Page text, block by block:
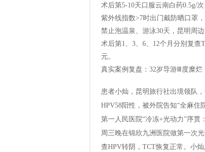
术后第5-10天口服云南白药0.5g/
紫外线指数>7时出门戴防晒口罩
禁止泡温泉、游泳30天，昆明周
术后第1、3、6、12个月分别复查
元。
真实案例复盘：32岁导游Ⅲ度糜烂
患者小灿，昆明旅行社出境领队
HPV58阳性，被外院告知“全麻
第一人民医院“冷冻+光动力”序贯
周三晚在锦欣九洲医院做第一次
查HPV转阴，TCT恢复正常。小